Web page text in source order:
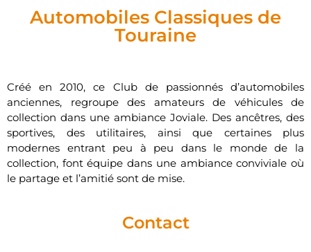
Automobiles Classiques de
Touraine
Créé en 2010, ce Club de passionnés d’automobiles
anciennes, regroupe des amateurs de véhicules de
collection dans une ambiance Joviale. Des ancêtres, des
sportives, des utilitaires, ainsi que certaines plus
modernes entrant peu à peu dans le monde de la
collection, font équipe dans une ambiance conviviale où
le partage et l’amitié sont de mise.
Contact